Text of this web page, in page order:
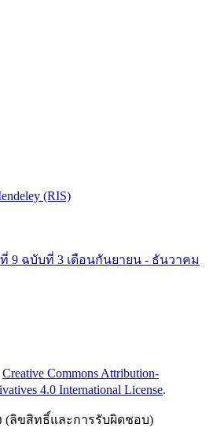
(RIS)
9 ฉบับที่ 3 เดือนกันยายน - ธันวาคม
Creative Commons Attribution-
4.0 International License.
(ลิขสิทธิ์และการรับผิดชอบ)